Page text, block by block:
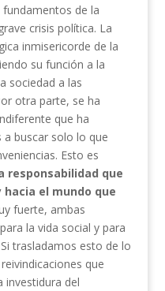
de la
crisis política. La
inmisericorde de la
su función a la
sociedad a las
otra parte, se ha
que ha
buscar solo lo que
Esto es
responsabilidad que
el mundo que
fuerte, ambas
la vida social y para
trasladamos esto de lo
que
investidura del